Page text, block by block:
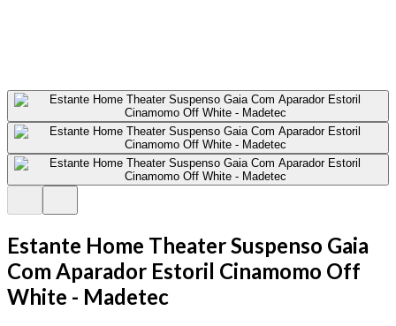
Estante Home Theater Suspenso Gaia
Com Aparador Estoril Cinamomo Off
White - Madetec